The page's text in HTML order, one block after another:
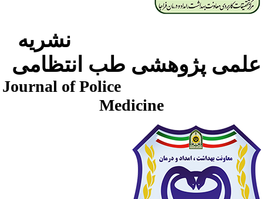
نشریه
پژوهشی طب انتظامی
Journal of Police
Medicine